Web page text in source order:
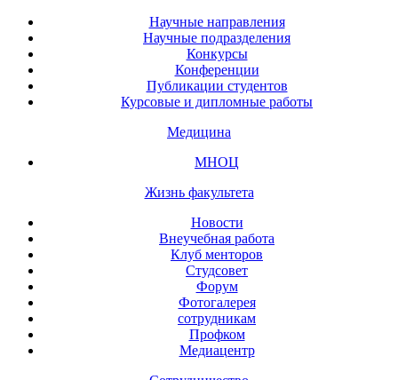
Научные направления
Научные подразделения
Конкурсы
Конференции
Публикации студентов
Курсовые и дипломные работы
Медицина
МНОЦ
Жизнь факультета
Новости
Внеучебная работа
Клуб менторов
Студсовет
Форум
Фотогалерея
сотрудникам
Профком
Медиацентр